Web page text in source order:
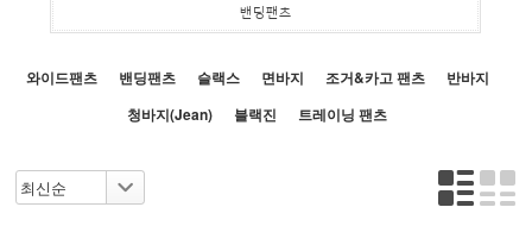
밴딩팬츠
와이드팬츠 밴딩팬츠 슬랙스 면바지 조거&카고 팬츠
반바지
청바지(Jean)
블랙진 트레이닝 팬츠